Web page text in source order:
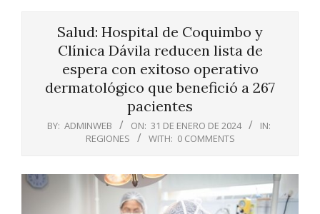
Salud: Hospital de Coquimbo y
Clínica Dávila reducen lista de
espera con exitoso operativo
dermatológico que benefició a 267
pacientes
BY: ADMINWEB ON: 31 DE ENERO DE 2024
IN:
REGIONES
WITH: 0 COMMENTS